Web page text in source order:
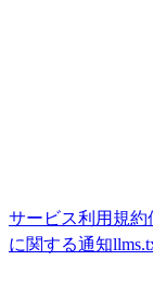
サービス利用規約
に関する通知